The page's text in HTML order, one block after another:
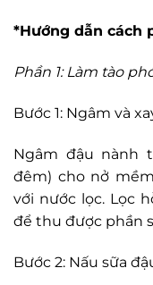
*Hướng dẫn cách
Phần 1: Làm tào
Bước 1: Ngâm và
Ngâm đậu nành
đêm) cho nở
với nước lọc. Lọc
để thu được phần
Bước 2: Nấu sữa